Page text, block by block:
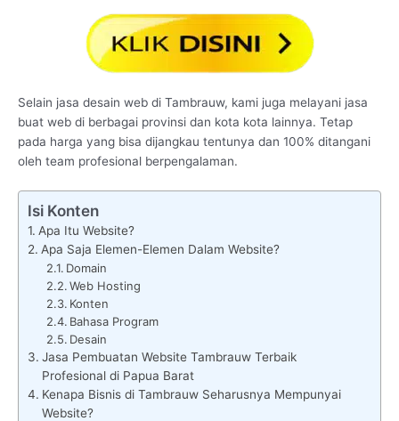
Selain jasa desain web di Tambrauw, kami juga melayani jasa
buat web di berbagai provinsi dan kota kota lainnya. Tetap
pada harga yang bisa dijangkau tentunya dan 100% ditangani
oleh team profesional berpengalaman.
Isi Konten
Apa Itu Website?
Apa Saja Elemen-Elemen Dalam Website?
Domain
Web Hosting
Konten
Bahasa Program
Desain
Jasa Pembuatan Website Tambrauw Terbaik
Profesional di Papua Barat
Kenapa Bisnis di Tambrauw Seharusnya Mempunyai
Website?